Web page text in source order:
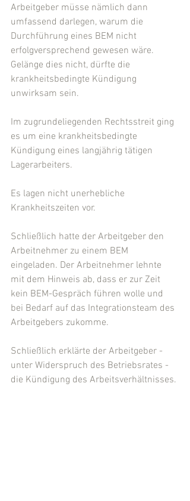
Arbeitgeber müsse nämlich dann
umfassend darlegen, warum die
Durchführung eines BEM nicht
erfolgversprechend gewesen wäre.
Gelänge dies nicht, dürfte die
krankheitsbedingte Kündigung
unwirksam sein.
Im zugrundeliegenden Rechtsstreit ging
es um eine krankheitsbedingte
Kündigung eines langjährig tätigen
Lagerarbeiters.
Es lagen nicht unerhebliche
Krankheitszeiten vor.
Schließlich hatte der Arbeitgeber den
Arbeitnehmer zu einem BEM
eingeladen. Der Arbeitnehmer lehnte
mit dem Hinweis ab, dass er zur Zeit
kein BEM-Gespräch führen wolle und
bei Bedarf auf das Integrationsteam des
Arbeitgebers zukomme.
Schließlich erklärte der Arbeitgeber -
unter Widerspruch des Betriebsrates -
die Kündigung des Arbeitsverhältnisses.